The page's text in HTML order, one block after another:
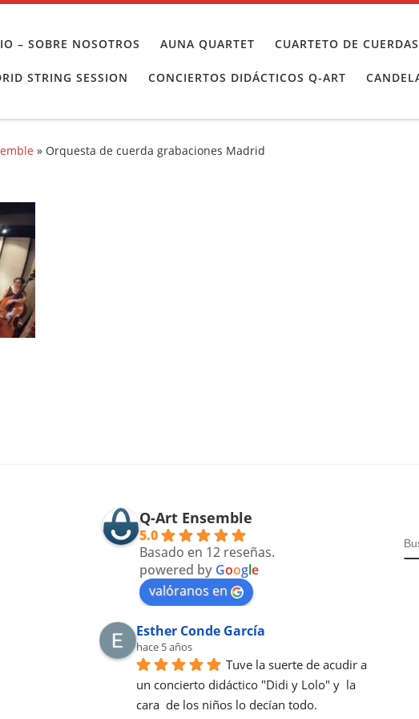
– SOBRE NOSOTROS AUNA QUARTET CUARTETO DE
STRING SESSION CONCIERTOS DIDÁCTICOS Q-ART
» Orquesta de cuerda grabaciones Madrid
Q-Art Ensemble
5.0
Basado en 12 reseñas.
powered by Google
valóranos en
Esther Conde García
hace 5 años
Tuve la suerte de acudir a
un concierto didáctico "Didi y Lolo" y  la
cara  de los niños lo decían todo.